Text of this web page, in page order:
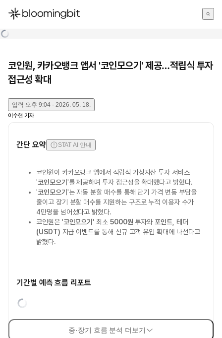
한국어
코인원, 카카오뱅크 앱서 '코인모으기' 제공…적립식 투자
접근성 확대
입력 오후 9:04 · 2026. 05. 18.
이수현 기자
간단 요약 STAT AI 안내
코인원이 카카오뱅크 앱에서 적립식 가상자산 투자 서비스
'코인모으기 '를 제공하며 투자 접근성을 확대했다고 밝혔다.
'코인모으기 '는 자동 분할 매수를 통해 단기 가격 변동 부담을
줄이고 장기 분할 매수를 지원하는 구조로 누적 이용자 수가
4만명을 넘어섰다고 밝혔다.
코인원은 '코인모으기' 최소 5000원 투자와 포인트 테더
(USDT) 지급 이벤트를 통해 신규 고객 유입 확대에 나선다고
밝혔다.
기간별 예측 흐름 리포트
중·장기 흐름 분석 더보기